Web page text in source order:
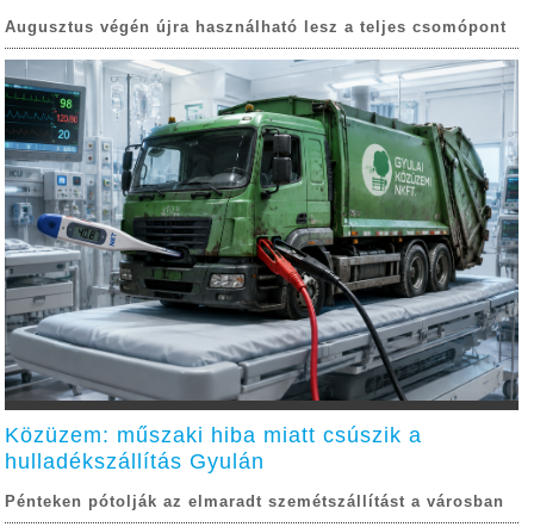
Augusztus végén újra használható lesz a teljes csomópont
Közüzem: műszaki hiba miatt csúszik a
hulladékszállítás Gyulán
Pénteken pótolják az elmaradt szemétszállítást a városban